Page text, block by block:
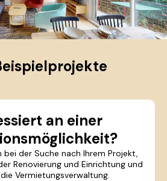
an einer
bei der Suche nach Ihrem Projekt,
Renovierung und Einrichtung und
Vermietungsverwaltung.